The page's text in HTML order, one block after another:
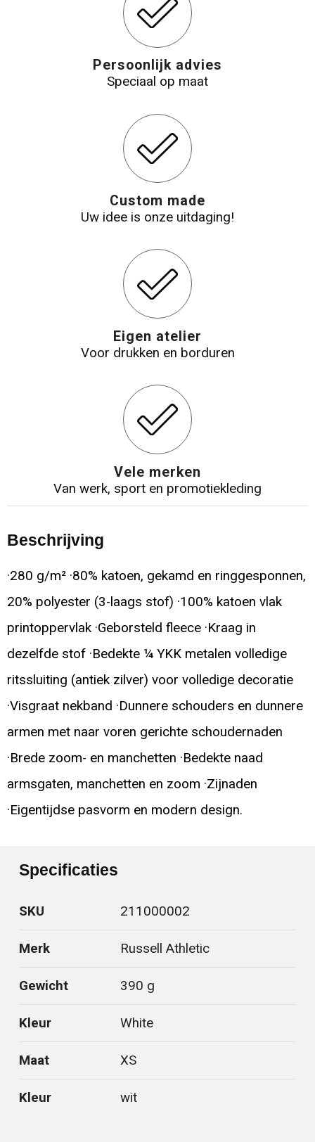
Persoonlijk advies
Speciaal op maat
Custom made
Uw idee is onze uitdaging!
Eigen atelier
Voor drukken en borduren
Vele merken
Van werk, sport en promotiekleding
Beschrijving
·280 g/m² ·80% katoen, gekamd en ringgesponnen,
20% polyester (3-laags stof) ·100% katoen vlak
printoppervlak ·Geborsteld fleece ·Kraag in
dezelfde stof ·Bedekte ¼ YKK metalen volledige
ritssluiting (antiek zilver) voor volledige decoratie
·Visgraat nekband ·Dunnere schouders en dunnere
armen met naar voren gerichte schoudernaden
·Brede zoom- en manchetten ·Bedekte naad
armsgaten, manchetten en zoom ·Zijnaden
·Eigentijdse pasvorm en modern design.
Specificaties
SKU 211000002
Merk Russell Athletic
Gewicht 390 g
Kleur White
Maat XS
Kleur wit